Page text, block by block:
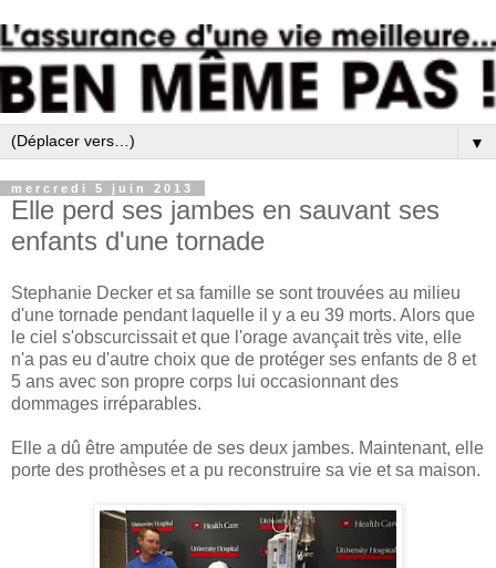
▼
mercredi 5 juin 2013
Elle perd ses jambes en sauvant ses
enfants d'une tornade
Stephanie Decker et sa famille se sont trouvées au milieu
d'une tornade pendant laquelle il y a eu 39 morts. Alors que
le ciel s'obscurcissait et que l'orage avançait très vite, elle
n'a pas eu d'autre choix que de protéger ses enfants de 8 et
5 ans avec son propre corps lui occasionnant des
dommages irréparables.
Elle a dû être amputée de ses deux jambes. Maintenant, elle
porte des prothèses et a pu reconstruire sa vie et sa maison.